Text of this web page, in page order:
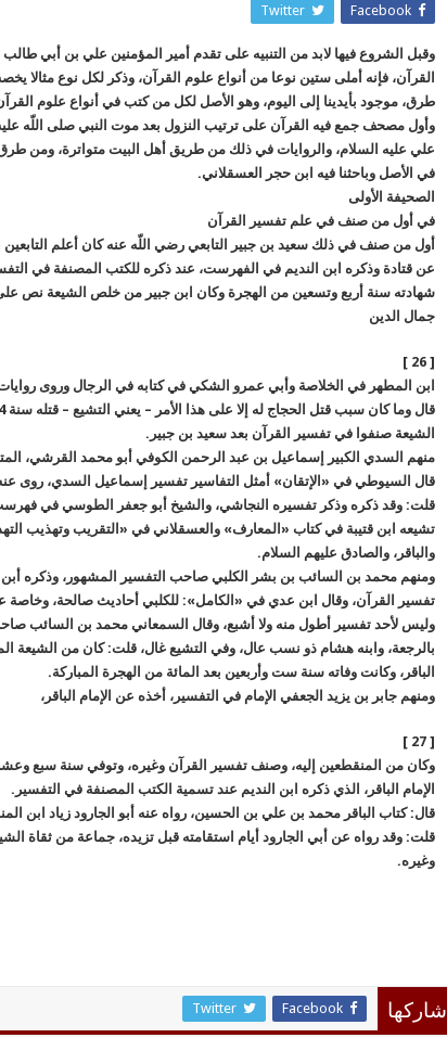
Facebook
Twitter
وقبل الشروع فيها لابد من التنبيه على تقدم أمير المؤمنين علي بن أبي
القرآن، فإنه أملى ستين نوعا من أنواع علوم القرآن، وذكر لكل نوع مثالا
طرق، موجود بأيدينا إلى اليوم، وهو الأصل لكل من كتب في أنواع علوم
وأول مصحف جمع فيه القرآن على ترتيب النزول بعد موت النبي صلى اللّه
علي عليه السلام، والروايات في ذلك من طريق أهل البيت متواترة، ومن
في الأصل وباحثنا فيه ابن حجر العسقلاني.
الصحيفة الأولى
في أول من صنف في علم تفسير القرآن
أول من صنف في ذلك سعيد بن جبير التابعي رضي اللّه عنه كان أعلم التابعين
عن قتادة وذكره ابن النديم في الفهرست، عند ذكره للكتب المصنفة في
شهادته سنة أربع وتسعين من الهجرة وكان ابن جبير من خلص الشيعة نص على
جمال الدين
[ 26 ]
ابن المطهر في الخلاصة وأبي عمرو الشكي في كتابه في الرجال وروى
الشيعة صنفوا في تفسير القرآن بعد سعيد بن جبير.
منهم السدي الكبير إسماعيل بن عبد الرحمن الكوفي أبو محمد القرشي،
قال السيوطي في «الإتقان» أمثل التفاسير تفسير إسماعيل السدي، روى عنه
قلت: وقد ذكره وذكر تفسيره النجاشي، والشيخ أبو جعفر الطوسي في
تشيعه ابن قتيبة في كتاب «المعارف» والعسقلاني في «التقريب وتهذيب
والباقر، والصادق عليهم السلام.
ومنهم محمد بن السائب بن بشر الكلبي صاحب التفسير المشهور، وذكره
تفسير القرآن، وقال ابن عدي في «الكامل»: للكلبي أحاديث صالحة، وخاصة
وليس لأحد تفسير أطول منه ولا أشبع، وقال السمعاني محمد بن السائب
بالرجعة، وابنه هشام ذو نسب عال، وفي التشيع غال، قلت: كان من الشيعة
الباقر، وكانت وفاته سنة ست وأربعين بعد المائة من الهجرة المباركة.
ومنهم جابر بن يزيد الجعفي الإمام في التفسير، أخذه عن الإمام الباقر،
[ 27 ]
وكان من المنقطعين إليه، وصنف تفسير القرآن وغيره، وتوفي سنة سبع
الإمام الباقر، الذي ذكره ابن النديم عند تسمية الكتب المصنفة في التفسير.
قال: كتاب الباقر محمد بن علي بن الحسين، رواه عنه أبو الجارود زياد ابن
قلت: وقد رواه عن أبي الجارود أيام استقامته قبل تزيده، جماعة من ثقاة
وغيره.
شاركها Facebook
Twitter